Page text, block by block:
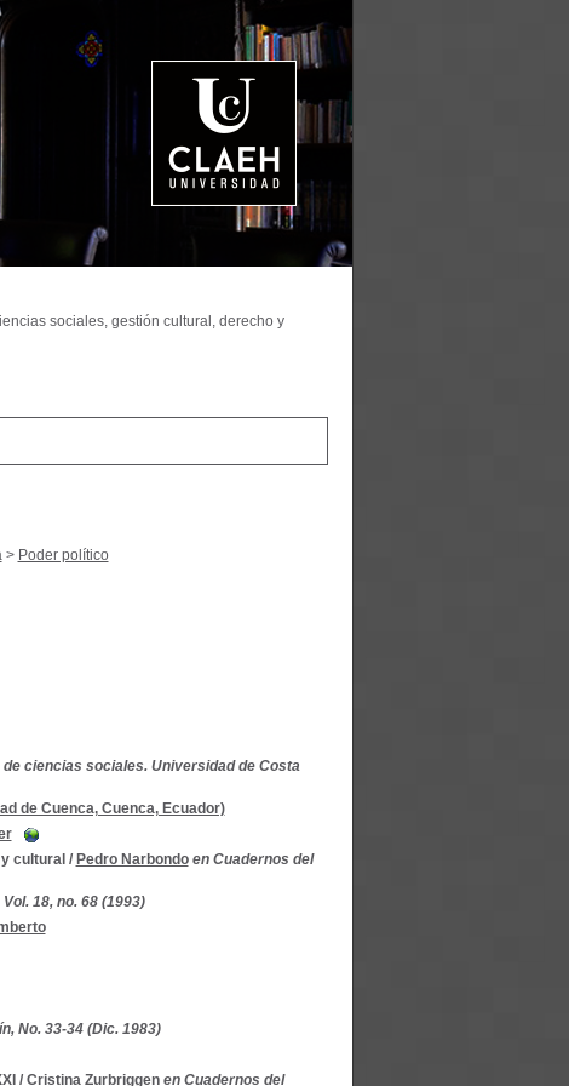
> Poder político
ciencias sociales. Universidad de Costa
de Cuenca, Cuenca, Ecuador)
cultural / Pedro Narbondo en Cuadernos del
18, no. 68 (1993)
No. 33-34 (Dic. 1983)
/ Cristina Zurbriggen en Cuadernos del
sociales, gestión cultural, derecho y